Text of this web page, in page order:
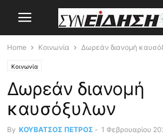
Home Κοινωνία Δωρεάν διανομή
Κοινωνία
Δωρεάν διανομή
καυσόξυλων
By ΚΟΥΒΑΤΣΟΣ ΠΕΤΡΟΣ - 1 Φεβρουαρίου